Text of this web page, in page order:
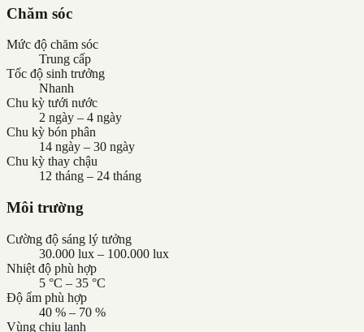
Chăm sóc
Mức độ chăm sóc
Trung cấp
Tốc độ sinh trưởng
Nhanh
Chu kỳ tưới nước
2 ngày – 4 ngày
Chu kỳ bón phân
14 ngày – 30 ngày
Chu kỳ thay chậu
12 tháng – 24 tháng
Môi trường
Cường độ sáng lý tưởng
30.000 lux – 100.000 lux
Nhiệt độ phù hợp
5 °C – 35 °C
Độ ẩm phù hợp
40 % – 70 %
Vùng chịu lạnh